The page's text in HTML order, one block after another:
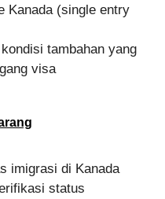
Kanada (single entry
tambahan yang
visa
imigrasi di Kanada
status